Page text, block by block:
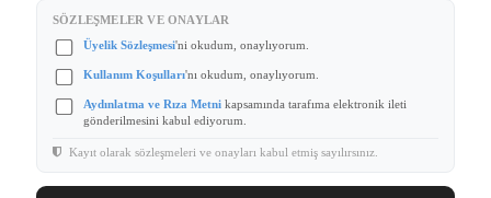
SÖZLEŞMELER VE ONAYLAR
Üyelik Sözleşmesi'ni okudum, onaylıyorum.
Kullanım Koşulları'nı okudum, onaylıyorum.
Aydınlatma ve Rıza Metni kapsamında tarafıma elektronik ileti
gönderilmesini kabul ediyorum.
Kayıt olarak sözleşmeleri ve onayları kabul etmiş sayılırsınız.